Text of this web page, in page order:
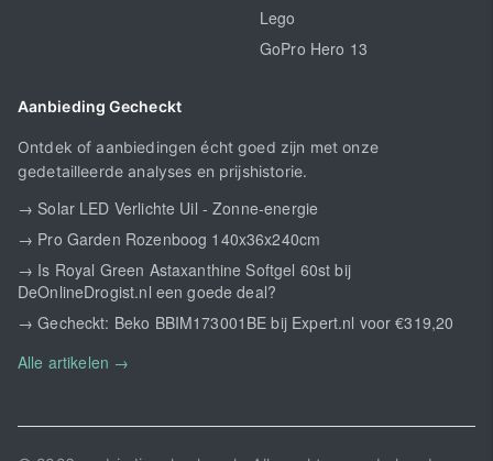
Lego
GoPro Hero 13
Aanbieding Gecheckt
Ontdek of aanbiedingen écht goed zijn met onze
gedetailleerde analyses en prijshistorie.
→ Solar LED Verlichte Uil - Zonne-energie
→ Pro Garden Rozenboog 140x36x240cm
→ Is Royal Green Astaxanthine Softgel 60st bij
DeOnlineDrogist.nl een goede deal?
→ Gecheckt: Beko BBIM173001BE bij Expert.nl voor €319,20
Alle artikelen →